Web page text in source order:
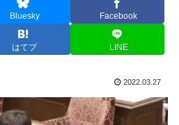
Bluesky Facebook
はてブ LINE
2022.03.27